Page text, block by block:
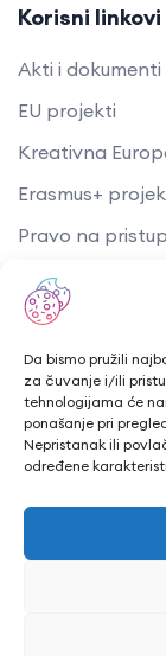
Da bismo pružili
za čuvanje i/ili
tehnologijama će
ponašanje pri
Nepristanak ili
određene
Korisni linkovi
Akti i dokumenti
EU projekti
Kreativna
Erasmus+
​​​​​​​Pravo na
Arhiva objava
Telefon: + 385
Email:
Lokacija: Trg